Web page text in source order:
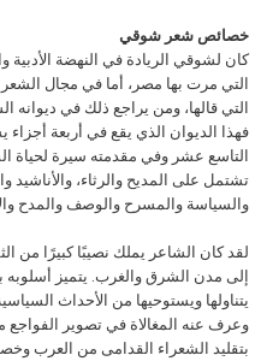
خصائص شعر شوقي
كان لشوقي الريادة في النهضة الأدبية
التي مرت بها مصر، أما في مجال
التي قالها، ومن يراجع ذلك في ديوانه
فهذا الديوان الذي يقع في أربعة
التاسع عشر وفي مقدمته سيرة لحياة
تشتمل على المديح والرثاء، والأناشيد
والسياسة والمسرح والوصف والمدح
لقد كان الشاعر يملك نصيبًا كبيرًا من
إلى مدن الشرق والغرب. يتميز أسلوبه
يتناولها ويستوحيها من الأحداث
وعرف عنه المغالاة في تصوير
بتقليد الشعراء القدامى من العرب